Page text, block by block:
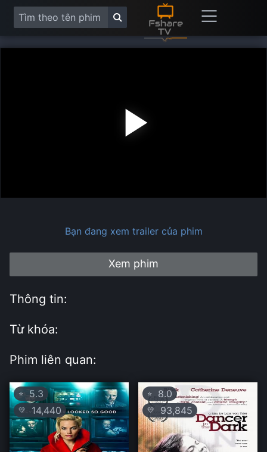
Bạn đang xem trailer của phim
Xem phim
Thông tin:
Từ khóa:
Phim liên quan:
⭐ 5.3
💛 14,440
⭐ 8.0
💛 93,845